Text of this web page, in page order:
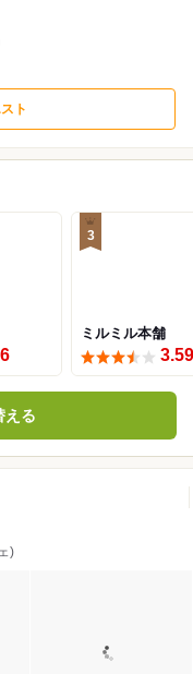
ト
3
ミルミル本舗
3.59
える
)